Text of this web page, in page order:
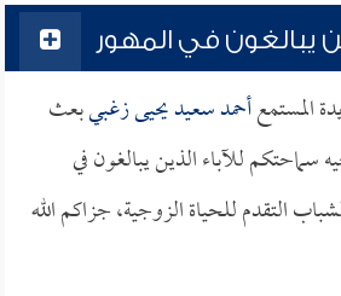
يبالغون في المهور
المستمعأحمد سعيد يحيى زغبيبعث
للآباء الذين يبالغون في
التقدم للحياة الزوجية، جزاكم الله